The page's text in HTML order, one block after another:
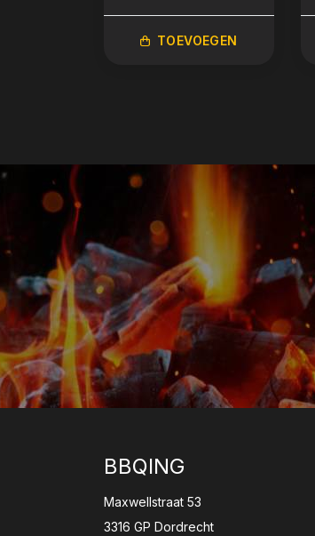
TOEVOEGEN
BBQING
Maxwellstraat 53
3316 GP Dordrecht